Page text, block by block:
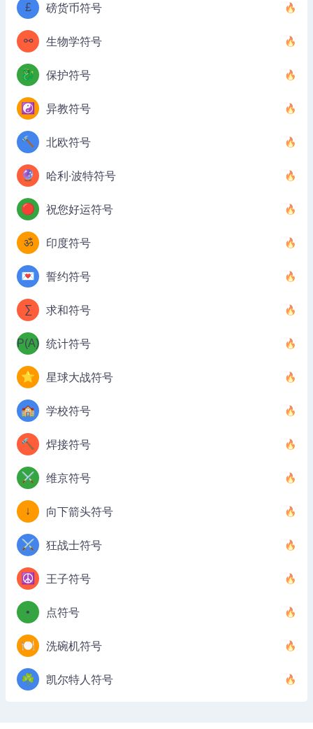
£ 磅货币符号
⚯ 生物学符号
🐉 保护符号
☯️ 异教符号
🔨 北欧符号
🔮 哈利·波特符号
🔴 祝您好运符号
ॐ 印度符号
💌 誓约符号
∑ 求和符号
P(A) 统计符号
⭐ 星球大战符号
🏫 学校符号
🔨 焊接符号
⚔️ 维京符号
↓ 向下箭头符号
⚔️ 狂战士符号
☮️ 王子符号
• 点符号
🍽️ 洗碗机符号
☘️ 凯尔特人符号